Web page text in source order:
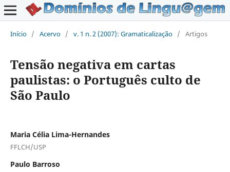
Início / Acervo / v. 1 n. 2 (2007): Gramaticalização / Artigos
Tensão negativa em cartas
paulistas: o Português culto de
São Paulo
Maria Célia Lima-Hernandes
FFLCH/USP
Paulo Barroso